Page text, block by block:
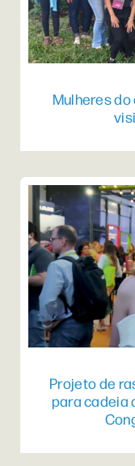
Mulheres
Projeto de
para cadeia